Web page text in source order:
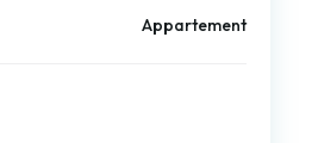
Appartement